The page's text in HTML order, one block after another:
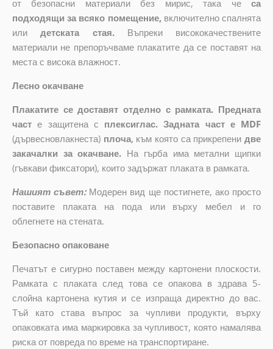
от безопасни материали без мирис, така че
са
подходящи за всяко помещение, включително спалнята
или
детската стая.
Въпреки висококачествените
материали не препоръчваме плакатите да се поставят на
места с висока влажност.
Лесно окачване
Плакатите се доставят отделно с рамката. Предната
част е защитена с плексиглас. Задната част е MDF
(дървесновлакнеста) плоча, към която са прикрепени две
закачалки за окачване. На гърба има метални щипки
(гъвкави фиксатори), които задържат плаката в рамката.
Нашият съвет: Модерен вид ще постигнете, ако просто
поставите плаката на пода или върху мебел и го
облегнете на стената.
Безопасно опаковане
Печатът е сигурно поставен между картонени плоскости.
Рамката с плаката след това се опакова в здрава 5-
слойна картонена кутия и се изпраща директно до вас.
Тъй като става въпрос за чупливи продукти, върху
опаковката има маркировка за чупливост, която намалява
риска от повреда по време на транспортиране.